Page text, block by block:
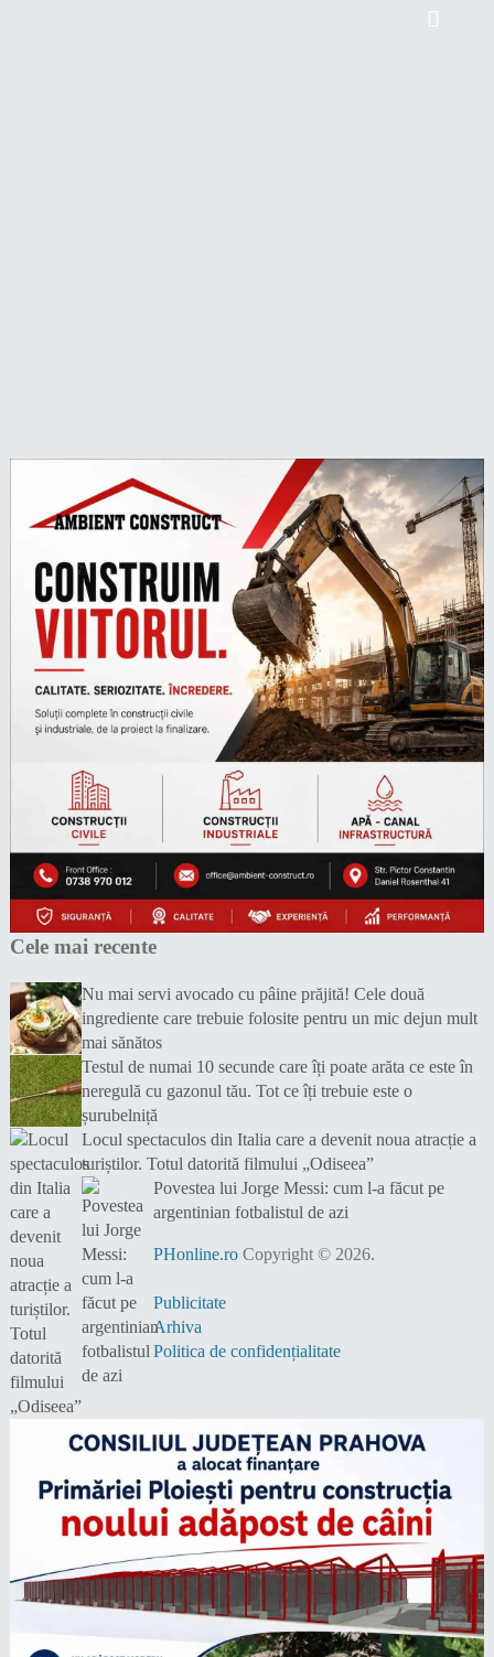
Cele mai recente
Nu mai servi avocado cu pâine prăjită! Cele două
ingrediente care trebuie folosite pentru un mic dejun mult
mai sănătos
Testul de numai 10 secunde care îți poate arăta ce este în
neregulă cu gazonul tău. Tot ce îți trebuie este o
șurubelniță
Locul spectaculos din Italia care a devenit noua atracție a
turiștilor. Totul datorită filmului „Odiseea”
Povestea lui Jorge Messi: cum l-a făcut pe
argentinian fotbalistul de azi
PHonline.roCopyright © 2026.
Publicitate
Arhiva
Politica de confidențialitate